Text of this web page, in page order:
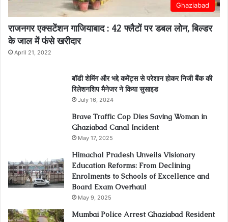
Ghaziabad
राजनगर एक्सटेंशन गाजियाबाद : 42 फ्लैटों पर डबल लोन, बिल्डर
के जाल में फंसे खरीदार
April 21, 2022
बॉडी शेमिंग और भद्दे कमेंट्स से परेशान होकर निजी बैंक की
रिलेशनशिप मैनेजर ने किया सुसाइड
July 16, 2024
Brave Traffic Cop Dies Saving Woman in
Ghaziabad Canal Incident
May 17, 2025
Himachal Pradesh Unveils Visionary
Education Reforms: From Declining
Enrolments to Schools of Excellence and
Board Exam Overhaul
May 9, 2025
Mumbai Police Arrest Ghaziabad Resident